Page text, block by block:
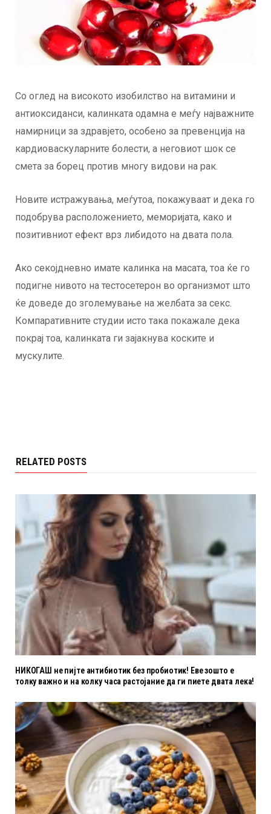
Со оглед на високото изобилство на витамини и
антиоксиданси, калинката одамна е меѓу најважните
намирници за здравјето, особено за превенција на
кардиоваскуларните болести, а неговиот шок се
смета за борец против многу видови на рак.
Новите истражувања, меѓутоа, покажуваат и дека го
подобрува расположението, меморијата, како и
позитивниот ефект врз либидото на двата пола.
Ако секојдневно имате калинка на масата, тоа ќе го
подигне нивото на тестосетерон во организмот што
ќе доведе до зголемување на желбата за секс.
Компаративните студии исто така покажале дека
покрај тоа, калинката ги зајакнува коските и
мускулите.
RELATED POSTS
НИКОГАШ не пијте антибиотик без пробиотик! Еве зошто е
толку важно и на колку часа растојание да ги пиете двата лека!